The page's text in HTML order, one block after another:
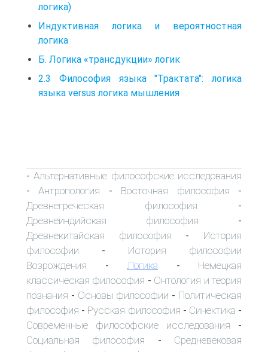
логика)
Индуктивная логика и вероятностная
логика
Б. Логика «трансдукции» логик
2.3 Философия языка "Трактата": логика
языка versus логика мышления
-Альтернативные философские исследования
-Антропология - Восточная философия -
Древнегреческая философия -
Древнеиндийская философия -
Древнекитайская философия - История
философии - История философии
Возрождения - Логика - Немецкая
классическая философия - Онтология и теория
познания - Основы философии - Политическая
философия - Русская философия - Синектика -
Современные философские исследования -
Социальная философия - Средневековая